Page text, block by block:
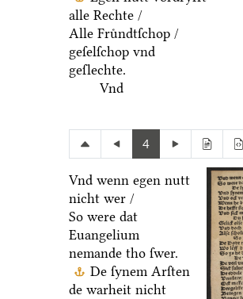
alle Rechte /
Alle Fruͤndtſchop /
geſelſchop vnd
geſlechte.
Vnd
4
Vnd wenn egen nutt
nicht wer /
So were dat
Euangelium
nemande tho ſwer.
De ſynem Arſten
de warheit nicht